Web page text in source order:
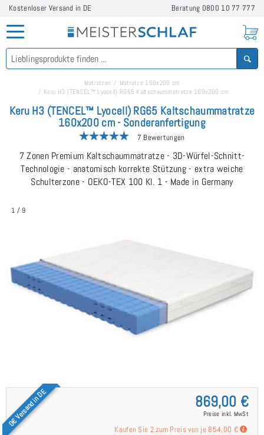
Kostenloser Versand in DE Beratung 0800 10 77 777
Matratzen
Matratze 160x200 cm
Keru H3 (TENCEL™ Lyocell) RG65 Kaltschaummatratze 160x200 cm
Keru H3 (TENCEL™ Lyocell) RG65 Kaltschaummatratze
160x200 cm - Sonderanfertigung
7 Bewertungen
7 Zonen Premium Kaltschaummatratze - 3D-Würfel-Schnitt-
Technologie - anatomisch korrekte Stützung - extra weiche
Schulterzone - OEKO-TEX 100 Kl. 1 - Made in Germany
1 / 9
0€ Versand in DE 869,00 €
Preise inkl. MwSt
Kaufen Sie 2 zum Preis von je 854,00 €